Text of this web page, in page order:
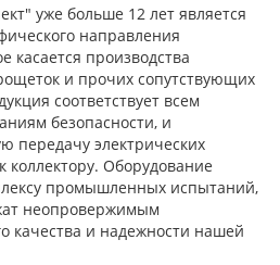
уже больше 12 лет является
направления
касается производства
и прочих сопутствующих
соответствует всем
безопасности, и
передачу электрических
коллектору. Оборудование
промышленных испытаний,
неопровержимым
качества и надежности нашей